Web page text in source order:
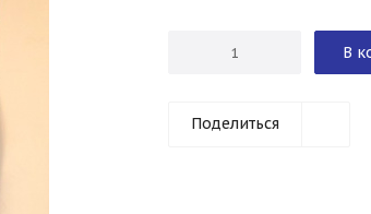
В
Поделиться